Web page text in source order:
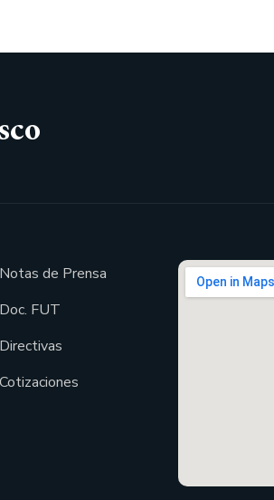
Notas de Prensa
Doc. FUT
Directivas
Cotizaciones